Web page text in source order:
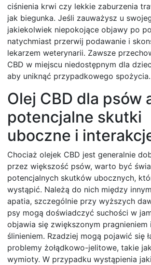
ciśnienia krwi czy lekkie zaburzenia
jak biegunka. Jeśli zauważysz u
jakiekolwiek niepokojące objawy po
natychmiast przerwij podawanie i
lekarzem weterynarii. Zawsze
CBD w miejscu niedostępnym dla
aby uniknąć przypadkowego spożycia.
Olej CBD dla psów
potencjalne skutki
uboczne i
Chociaż olejek CBD jest generalnie
przez większość psów, warto być
potencjalnych skutków ubocznych,
wystąpić. Należą do nich między
apatia, szczególnie przy wyższych
psy mogą doświadczyć suchości w
objawia się zwiększonym pragnieniem
ślinieniem. Rzadziej mogą pojawić się
problemy żołądkowo-jelitowe, takie
wymioty. W przypadku wystąpienia